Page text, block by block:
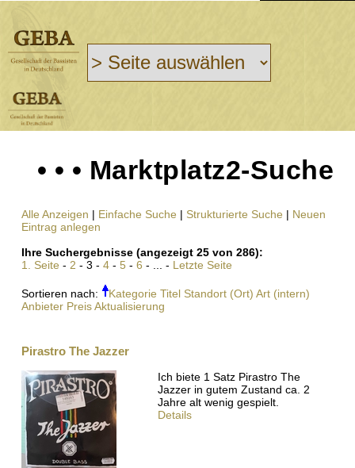
• • • Marktplatz2-Suche
Alle Anzeigen | Einfache Suche | Strukturierte Suche | Neuen
Eintrag anlegen
Ihre Suchergebnisse (angezeigt 25 von 286):
1. Seite - 2 - 3 - 4 - 5 - 6 - ... - Letzte Seite
Sortieren nach: Kategorie Titel Standort (Ort) Art (intern)
Anbieter PreisAktualisierung
Pirastro The Jazzer
Ich biete 1 Satz Pirastro The
Jazzer in gutem Zustand ca. 2
Jahre alt wenig gespielt.
Details